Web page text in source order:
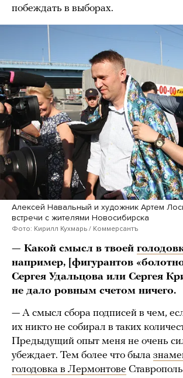
побеждать в выборах.
Алексей Навальный и художник Артем
встречи с жителями Новосибирска
Фото: Кирилл Кухмарь / Коммерсантъ
— Какой смысл в твоей
например, [фигурантов
Сергея Удальцова или Сергея
не дало ровным счетом ничего.
— А смысл сбора подписей в чем,
их никто не собирал в таких
Предыдущий опыт меня не очень
убеждает. Тем более что была
голодовка в Лермонтове